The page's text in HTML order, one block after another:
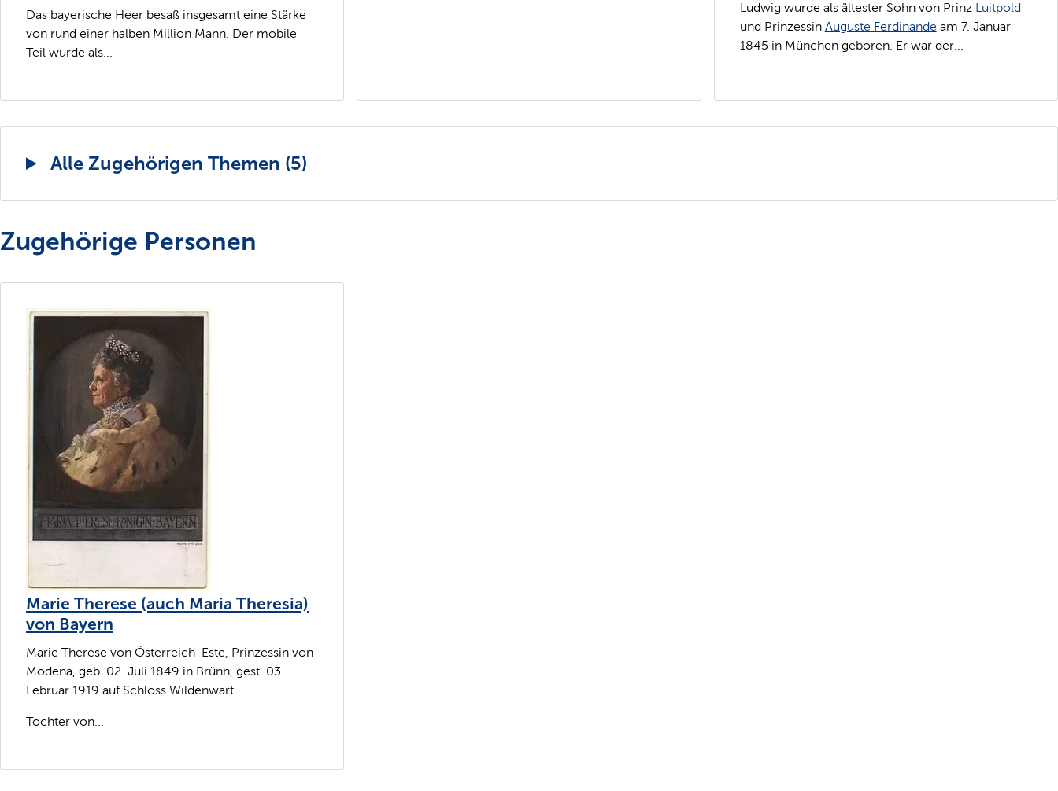
Das bayerische Heer besaß insgesamt eine Stärke
von rund einer halben Million Mann. Der mobile
Teil wurde als...
Ludwig wurde als ältester Sohn von Prinz Luitpold
und Prinzessin Auguste Ferdinande am 7. Januar
1845 in München geboren. Er war der...
Alle Zugehörigen Themen (5)
Zugehörige Personen
Marie Therese (auch Maria Theresia)
von Bayern
Marie Therese von Österreich-Este, Prinzessin von
Modena, geb. 02. Juli 1849 in Brünn, gest. 03.
Februar 1919 auf Schloss Wildenwart.
Tochter von...